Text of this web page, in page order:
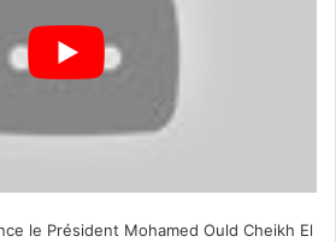
le Président Mohamed Ould Cheikh El